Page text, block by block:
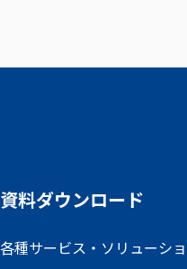
資料ダウンロード
各種サービス・ソリューシ